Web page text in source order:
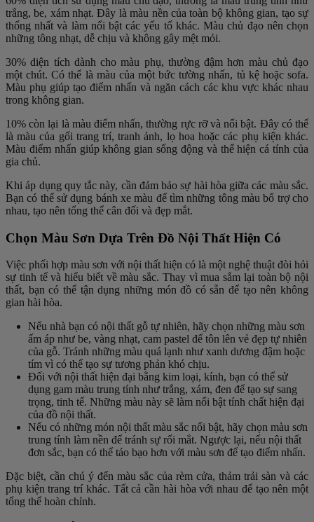
trắng, be, xám nhạt. Đây là màu nền của toàn bộ không gian, tạo sự
thống nhất và làm nổi bật các yếu tố khác. Màu chủ đạo nên chọn
những tông nhạt, dễ chịu và không gây mệt mỏi.
30% diện tích dành cho màu phụ, thường đậm hơn màu chủ đạo
một chút. Có thể là màu của một bức tường nhấn, tủ kệ hoặc sofa.
Màu phụ giúp tạo điểm nhấn và ngăn cách các khu vực khác nhau
trong không gian.
10% còn lại là màu điểm nhấn, thường rực rỡ và nổi bật. Đây có thể
là màu của gối trang trí, tranh ảnh, lọ hoa hoặc các phụ kiện khác.
Màu điểm nhấn giúp không gian sống động và thể hiện cá tính của
gia chủ.
Khi áp dụng quy tắc này, cần đảm bảo sự hài hòa giữa các màu sắc.
Bạn có thể sử dụng bánh xe màu để tìm những tông màu bổ trợ cho
nhau, tạo nên tổng thể cân đối và đẹp mắt.
Chọn Màu Sơn Dựa Trên Đồ Nội Thất Hiện Có
Việc phối hợp màu sơn với nội thất hiện có là một nghệ thuật đòi hỏi
sự tinh tế và hiểu biết về màu sắc. Thay vì mua sắm lại toàn bộ nội
thất, bạn có thể tận dụng những món đồ có sẵn để tạo nên không
gian hài hòa.
Nếu nhà bạn có nội thất gỗ tự nhiên, hãy chọn những màu sơn
ấm áp như be, vàng nhạt, cam pastel để tôn lên vẻ đẹp tự nhiên
của gỗ. Tránh những màu quá lạnh như xanh dương đậm hoặc
tím vì có thể tạo sự tương phản khó chịu.
Đối với nội thất hiện đại bằng kim loại, kính, bạn có thể sử
dụng gam màu trung tính như trắng, xám, đen để tạo sự sang
trọng, tinh tế. Những màu này sẽ làm nổi bật tính chất hiện đại
của đồ nội thất.
Nếu có những món nội thất màu sắc nổi bật, hãy chọn màu sơn
trung tính làm nền để tránh sự rối mắt. Ngược lại, nếu nội thất
đơn sắc, bạn có thể táo bạo hơn với màu sơn để tạo điểm nhấn.
Đặc biệt, cần chú ý đến màu sắc của rèm cửa, thảm trải sàn và các
phụ kiện trang trí khác. Tất cả cần hài hòa với nhau để tạo nên một
tổng thể hoàn chỉnh.